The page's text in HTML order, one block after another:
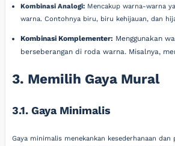
Kombinasi Analogi:Mencakup warna-warna
warna. Contohnya biru, biru kehijauan, dan
Kombinasi Komplementer: Menggunakan
berseberangan di roda warna. Misalnya,
3. Memilih Gaya Mural
3.1. Gaya Minimalis
Gaya minimalis menekankan kesederhanaan dan